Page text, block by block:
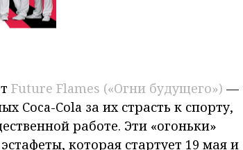
Future Flames («Огни будущего») —
Coca-Cola за их страсть к спорту,
работе. Эти «огоньки»
которая стартует 19 мая и